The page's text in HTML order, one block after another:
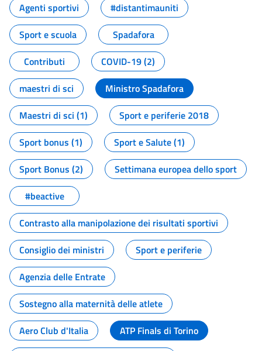
Agenti sportivi
#distantimauniti
Sport e scuola
Spadafora
Contributi
COVID-19 (2)
maestri di sci
Ministro Spadafora
Maestri di sci (1)
Sport e periferie 2018
Sport bonus (1)
Sport e Salute (1)
Sport Bonus (2)
Settimana europea dello sport
#beactive
Contrasto alla manipolazione dei risultati sportivi
Consiglio dei ministri
Sport e periferie
Agenzia delle Entrate
Sostegno alla maternità delle atlete
Aero Club d'Italia
ATP Finals di Torino